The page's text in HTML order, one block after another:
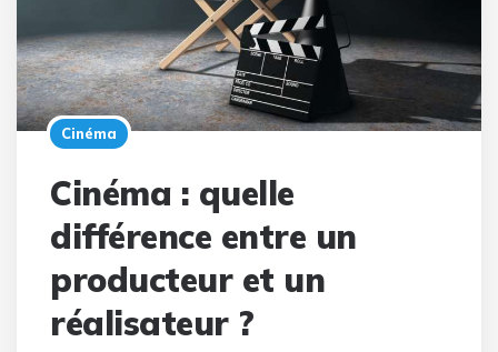
Cinéma
Cinéma : quelle
différence entre un
producteur et un
réalisateur ?